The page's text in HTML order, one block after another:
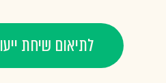
לתיאום שיחת